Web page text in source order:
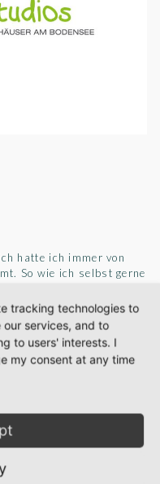
hatte ich immer von
So wie ich selbst gerne
am alten Mühlenbach,
Meer', dem Bodensee.
Unterkünfte sind in
tracking technologies to
services, and to
to users' interests. I
my consent at any time